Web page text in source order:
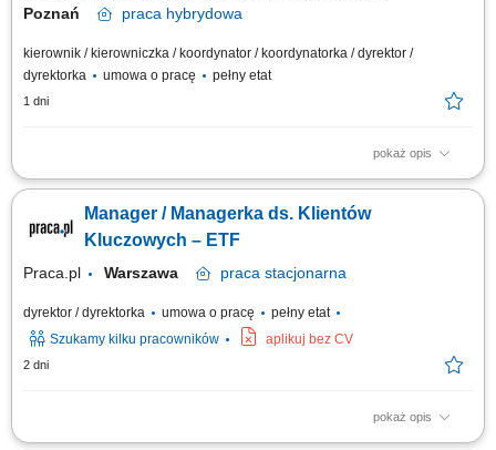
Poznań
praca hybrydowa
kierownik / kierowniczka / koordynator / koordynatorka / dyrektor /
dyrektorka
umowa o pracę pełny etat
1 dni
pokaż opis
Zakres obowiązków: Współtworzenie i realizacja strategii sprzedaży B2C,
inicjatyw wspierających rozwój sprzedaży. Tworzenie polityk
sprzedażowych i cenowych (w tym narzędzi do promocji).
Manager / Managerka ds. Klientów
Kluczowych – ETF
Praca.pl Warszawa praca stacjonarna
dyrektor / dyrektorka umowa o pracę
pełny etat
Szukamy kilku pracowników
aplikuj bez CV
2 dni
pokaż opis
Opis stanowiska Odpowiedzialność za rozwój biznesu w obszarze